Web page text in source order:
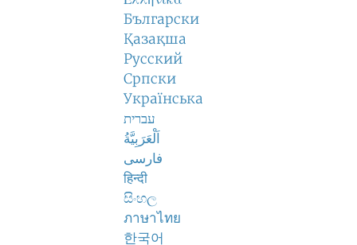
Български
Қазақша
Русский
Српски
Українська
עברית
اَلْعَرَبِيَّةُ
فارسی
हिन्दी
සිංහල
ภาษาไทย
한국어